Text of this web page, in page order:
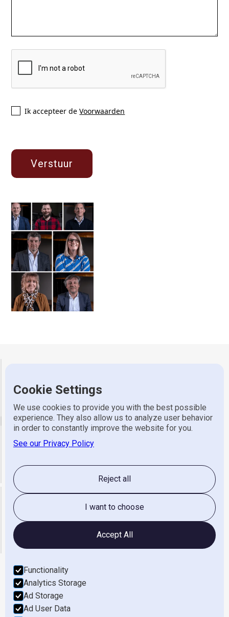
Cookie Settings
We use cookies to provide you with the best possible
experience. They also allow us to analyze user behavior
in order to constantly improve the website for you.
See our Privacy Policy
Reject all
I want to choose
Accept All
Functionality
Analytics Storage
Ad Storage
Ad User Data
Ik accepteer deVoorwaarden
Adres
email
Algemeen
Openingstijden
Werken Bij
Privacyverklaring